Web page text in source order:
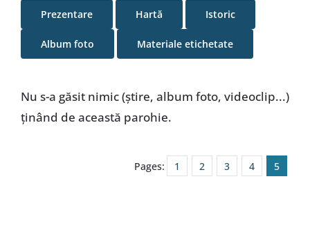
Liturgic
Prezentare Hartă Istoric
Album foto Materiale etichetate
Nu s-a găsit nimic (ştire, album foto, videoclip...)
ţinând de această parohie.
Pages: 1 2 3 4 5